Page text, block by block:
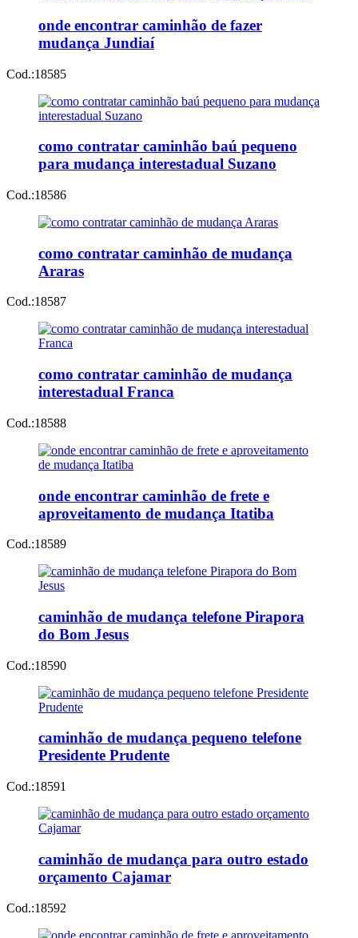
onde encontrar caminhão de fazer
mudança Jundiaí
Cod.:18585
como contratar caminhão baú pequeno
para mudança interestadual Suzano
Cod.:18586
como contratar caminhão de mudança
Araras
Cod.:18587
como contratar caminhão de mudança
interestadual Franca
Cod.:18588
onde encontrar caminhão de frete e
aproveitamento de mudança Itatiba
Cod.:18589
caminhão de mudança telefone Pirapora
do Bom Jesus
Cod.:18590
caminhão de mudança pequeno telefone
Presidente Prudente
Cod.:18591
caminhão de mudança para outro estado
orçamento Cajamar
Cod.:18592